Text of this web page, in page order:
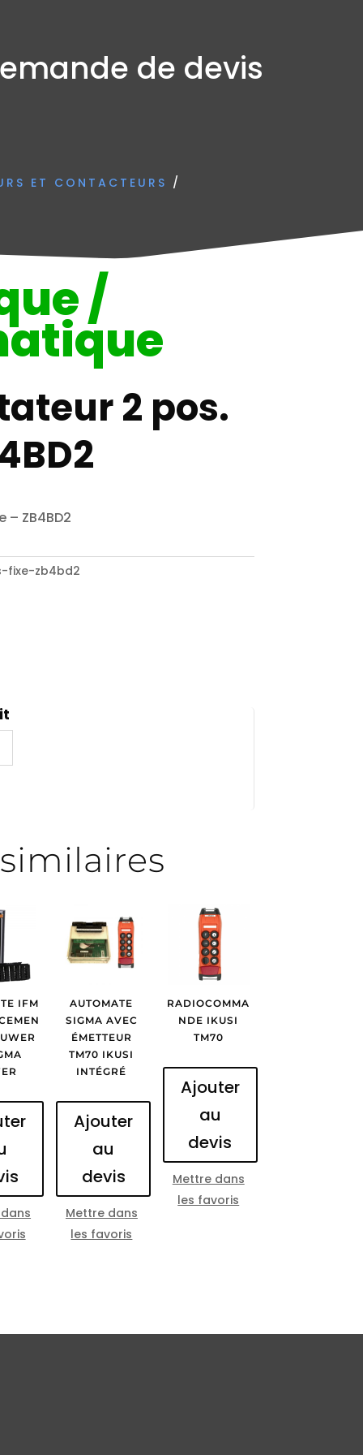
de devis
ET CONTACTEURS /
/
2 pos.
ZB4BD2
fixe-zb4bd2
IFM
AUTOMATE
SIGMA AVEC
ÉMETTEUR
TM70 IKUSI
INTÉGRÉ
Ajouter
au
devis
Mettre dans
les favoris
RADIOCOMMA
NDE IKUSI
TM70
Ajouter
au
devis
Mettre dans
les favoris